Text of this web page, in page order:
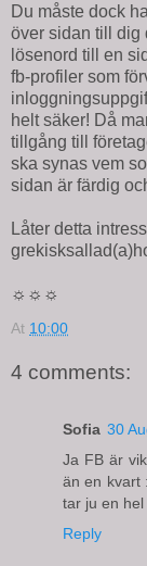
Du måste dock
över sidan till dig
lösenord till en
fb-profiler som
helt säker! Då
tillgång till
ska synas vem
sidan är färdig
Låter detta
☼☼☼
At 10:00
4 comments:
Sofia 30
Ja FB är
än en kvart
tar ju en hel
Reply